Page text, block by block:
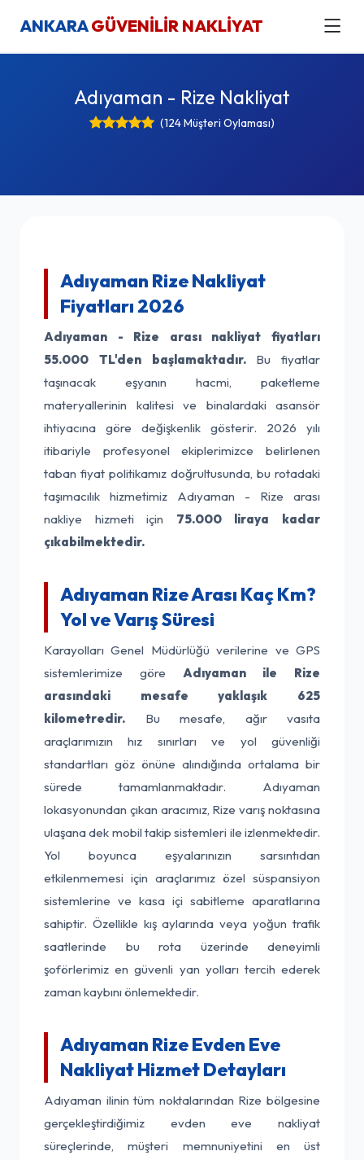
ANKARAGÜVENİLİR NAKLİYAT
Adıyaman - Rize Nakliyat
(124 Müşteri Oylaması)
Adıyaman Rize Nakliyat
Fiyatları 2026
Adıyaman - Rize arası nakliyat fiyatları
55.000 TL'den başlamaktadır.Bu fiyatlar
taşınacak eşyanın hacmi, paketleme
materyallerinin kalitesi ve binalardaki asansör
ihtiyacına göre değişkenlik gösterir. 2026 yılı
itibariyle profesyonel ekiplerimizce belirlenen
taban fiyat politikamız doğrultusunda, bu rotadaki
taşımacılık hizmetimiz Adıyaman - Rize arası
nakliye hizmeti için 75.000 liraya kadar
çıkabilmektedir.
Adıyaman Rize Arası Kaç Km?
Yol ve Varış Süresi
Karayolları Genel Müdürlüğü verilerine ve GPS
sistemlerimize göre Adıyaman ile Rize
arasındaki mesafe yaklaşık 625
kilometredir. Bu mesafe, ağır vasıta
araçlarımızın hız sınırları ve yol güvenliği
standartları göz önüne alındığında ortalama bir
sürede tamamlanmaktadır. Adıyaman
lokasyonundan çıkan aracımız, Rize varış noktasına
ulaşana dek mobil takip sistemleri ile izlenmektedir.
Yol boyunca eşyalarınızın sarsıntıdan
etkilenmemesi için araçlarımız özel süspansiyon
sistemlerine ve kasa içi sabitleme aparatlarına
sahiptir. Özellikle kış aylarında veya yoğun trafik
saatlerinde bu rota üzerinde deneyimli
şoförlerimiz en güvenli yan yolları tercih ederek
zaman kaybını önlemektedir.
Adıyaman Rize Evden Eve
Nakliyat Hizmet Detayları
Adıyaman ilinin tüm noktalarından Rize bölgesine
gerçekleştirdiğimiz evden eve nakliyat
süreçlerinde, müşteri memnuniyetini en üst